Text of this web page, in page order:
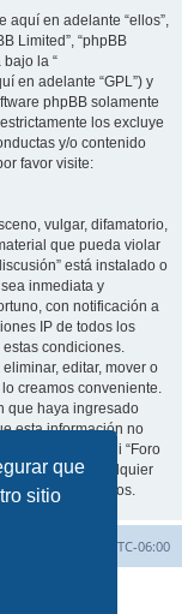
que
sitio
aquí en adelante “ellos”,
Limited”, “phpBB
la “
en adelante “GPL”) y
phpBB solamente
los excluye
y/o contenido
favor visite:
vulgar, difamatorio,
que pueda violar
está instalado o
inmediata y
con notificación a
IP de todos los
condiciones.
editar, mover o
creamos conveniente.
que haya ingresado
esta información no
ni “Foro
por cualquier
comprometidos.
UTC-06:00
phpBB Limited